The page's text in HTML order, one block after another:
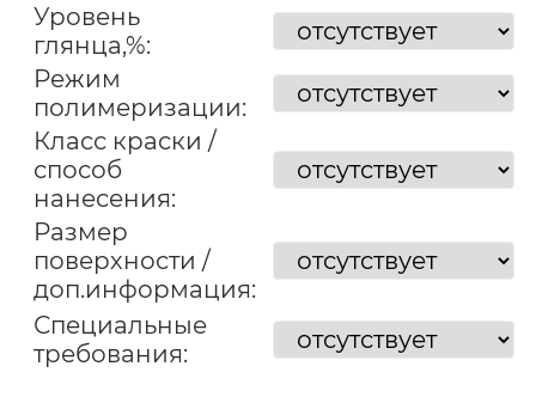
Уровень
глянца,%:
Режим
полимеризации:
Класс краски /
способ
нанесения:
Размер
поверхности /
доп.информация:
Специальные
требования: